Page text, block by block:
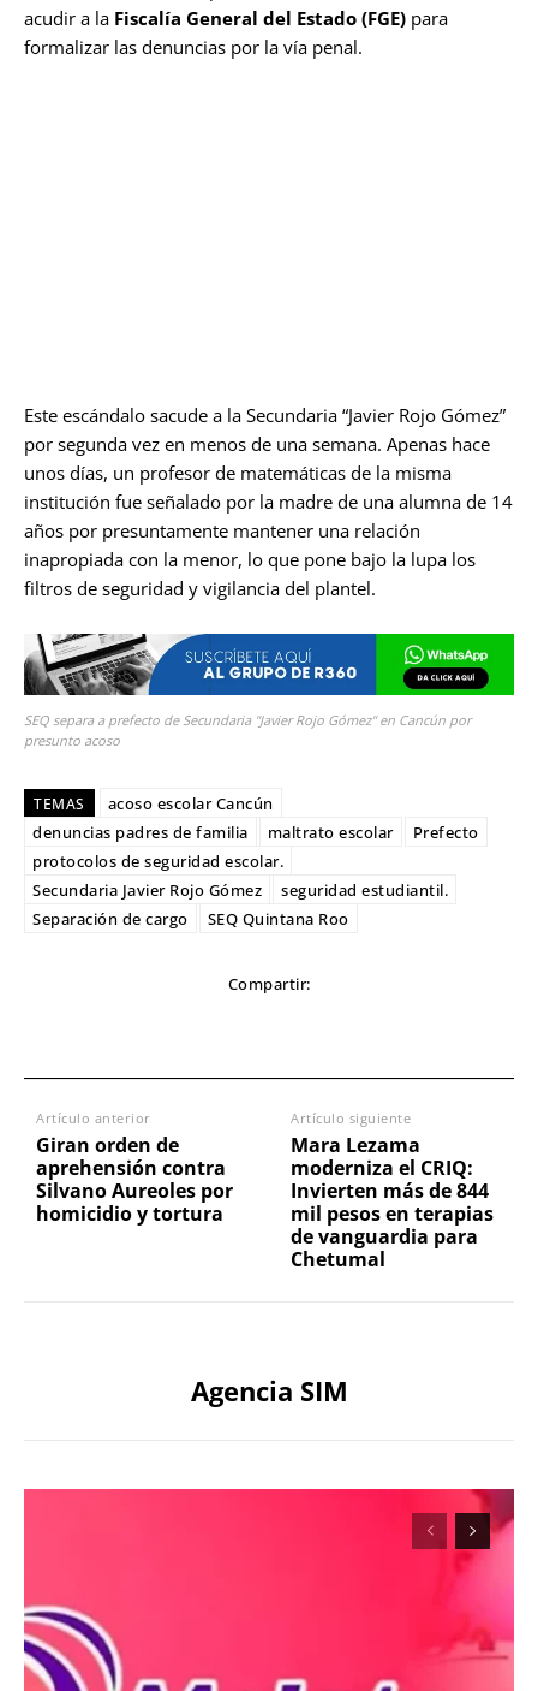
acudir a la Fiscalía General del Estado (FGE) para
formalizar las denuncias por la vía penal.
Este escándalo sacude a la Secundaria “Javier Rojo Gómez”
por segunda vez en menos de una semana. Apenas hace
unos días, un profesor de matemáticas de la misma
institución fue señalado por la madre de una alumna de 14
años por presuntamente mantener una relación
inapropiada con la menor, lo que pone bajo la lupa los
filtros de seguridad y vigilancia del plantel.
SEQ separa a prefecto de Secundaria "Javier Rojo Gómez" en Cancún por
presunto acoso
TEMAS
acoso escolar Cancún
denuncias padres de familia
maltrato escolar
Prefecto
protocolos de seguridad escolar.
Secundaria Javier Rojo Gómez
seguridad estudiantil.
Separación de cargo
SEQ Quintana Roo
Compartir:
Artículo anterior
Giran orden de
aprehensión contra
Silvano Aureoles por
homicidio y tortura
Artículo siguiente
Mara Lezama
moderniza el CRIQ:
Invierten más de 844
mil pesos en terapias
de vanguardia para
Chetumal
Agencia SIM